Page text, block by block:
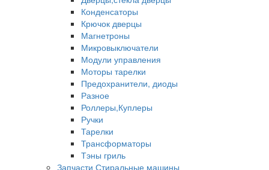
Конденсаторы
Крючок дверцы
Магнетроны
Микровыключатели
Модули управления
Моторы тарелки
Предохранители, диоды
Разное
Роллеры,Куплеры
Ручки
Тарелки
Трансформаторы
Тэны гриль
Запчасти Стиральные машины